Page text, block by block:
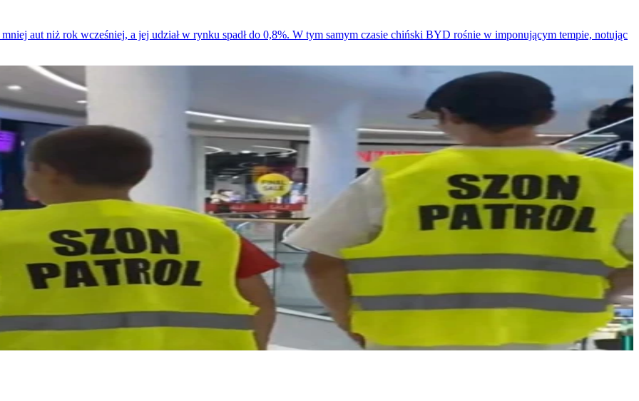
aut niż rok wcześniej, a jej udział w rynku spadł do 0,8%. W tym samym czasie chiński BYD rośnie w imponującym tempie, notując